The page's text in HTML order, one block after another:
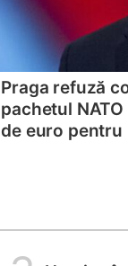
Praga refuză
pachetul
de euro pentru